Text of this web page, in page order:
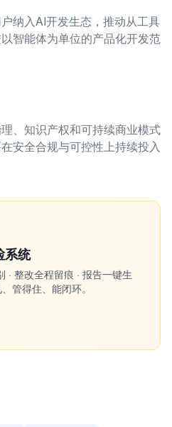
纳入AI开发生态，推动从工具
智能体为单位的产品化开发范
、知识产权和可持续商业模式
安全合规与可控性上持续投入
系统
· 整改全程留痕 · 报告一键生
管得住、能闭环。